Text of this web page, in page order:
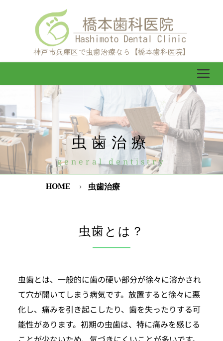
神戸市兵庫区で虫歯治療なら【橋本歯科医院】
虫歯治療
general dentistry
HOME 虫歯治療
虫歯とは？
虫歯とは、一般的に歯の硬い部分が徐々に溶かされ
て穴が開いてしまう病気です。放置すると徐々に悪
化し、痛みを引き起こしたり、歯を失ったりする可
能性があります。初期の虫歯は、特に痛みを感じる